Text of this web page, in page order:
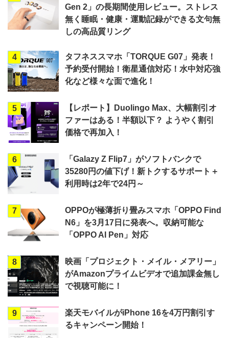
Gen 2」の長期間使用レビュー。ストレス
無く睡眠・健康・運動記録ができる文句無
しの高品質リング
4
タフネススマホ「TORQUE G07」発表！
予約受付開始！衛星通信対応！水中対応強
化など様々な面で進化！
5
【レポート】Duolingo Max、大幅割引オ
ファーはある！半額以下？ ようやく割引
価格で再加入！
6
「Galazy Z Flip7」がソフトバンクで
35280円の値下げ！新トクするサポート＋
利用時は2年で24円～
7
OPPOが極薄折り畳みスマホ「OPPO Find
N6」を3月17日に発表へ。収納可能な
「OPPO AI Pen」対応
8
映画「プロジェクト・メイル・メアリー」
がAmazonプライムビデオで追加課金無し
で視聴可能に！
9
楽天モバイルがiPhone 16を4万円割引す
るキャンペーン開始！